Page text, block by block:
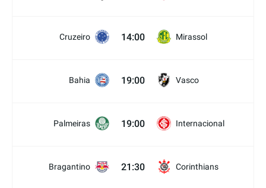
Cruzeiro 14:00 Mirassol
Bahia 19:00 Vasco
Palmeiras 19:00 Internacional
Bragantino 21:30 Corinthians